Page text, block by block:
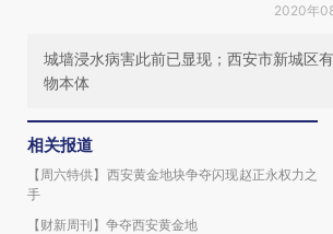
2020年
城墙浸水病害此前已显现；西安市新城区
物本体
相关报道
【周六特供】西安黄金地块争夺闪现赵正永权力之
手
【财新周刊】争夺西安黄金地